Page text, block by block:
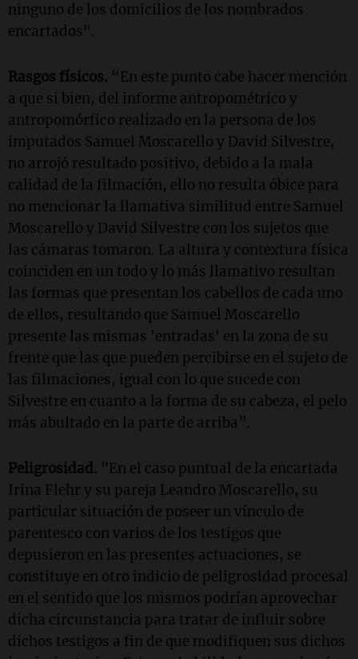
ninguno de los domicilios de los nombrados
encartados".
Rasgos físicos. “En este punto cabe hacer mención
a que si bien, del informe antropométrico y
antropomórfico realizado en la persona de los
imputados Samuel Moscarello y David Silvestre,
no arrojó resultado positivo, debido a la mala
calidad de la filmación, ello no resulta óbice para
no mencionar la llamativa similitud entre Samuel
Moscarello y David Silvestre con los sujetos que
las cámaras tomaron. La altura y contextura física
coinciden en un todo y lo más llamativo resultan
las formas que presentan los cabellos de cada uno
de ellos, resultando que Samuel Moscarello
presente las mismas 'entradas' en la zona de su
frente que las que pueden percibirse en el sujeto de
las filmaciones, igual con lo que sucede con
Silvestre en cuanto a la forma de su cabeza, el pelo
más abultado en la parte de arriba”.
Peligrosidad. "En el caso puntual de la encartada
Irina Flehr y su pareja Leandro Moscarello, su
particular situación de poseer un vínculo de
parentesco con varios de los testigos que
depusieron en las presentes actuaciones, se
constituye en otro indicio de peligrosidad procesal
en el sentido que los mismos podrían aprovechar
dicha circunstancia para tratar de influir sobre
dichos testigos a fin de que modifiquen sus dichos